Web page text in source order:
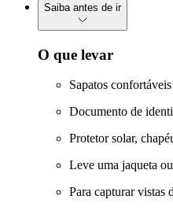
Saiba antes de ir
O que levar
Sapatos
Documento de
Protetor solar,
Leve uma jaqueta
Para capturar vistas